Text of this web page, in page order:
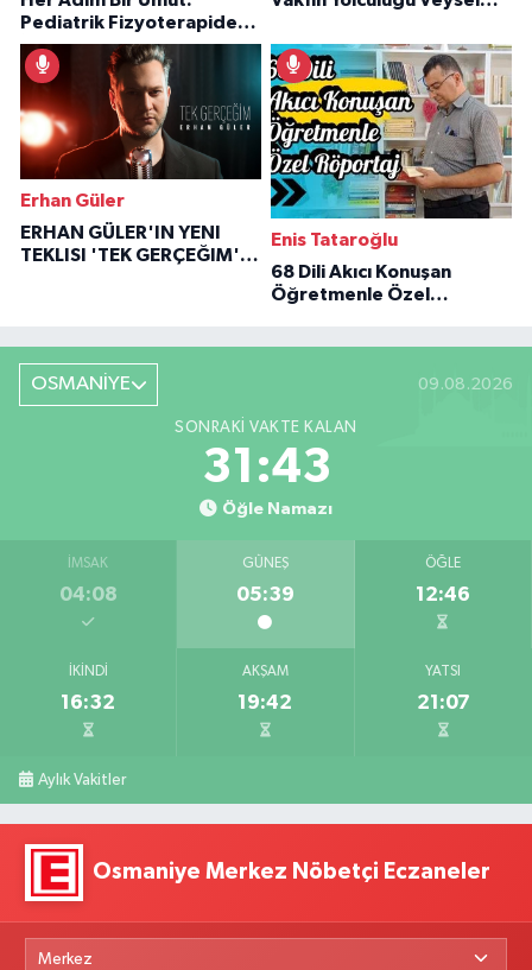
Pediatrik Fizyoterapiden
İlham Veren Hikâyeler
Erhan Güler
ERHAN GÜLER'IN YENI
TEKLISI 'TEK GERÇEĞIM'LE
Enis Tataroğlu
68 Dili Akıcı Konuşan
Öğretmenle Özel
OSMANİYE 09.08.2026
SONRAKI VAKTE KALAN
31:42
Öğle Namazı
İMSAK
04:08
GÜNEŞ
05:39
ÖĞLE
12:46
İKINDI
16:32
AKŞAM
19:42
YATSI
21:07
Aylık Vakitler
Osmaniye Merkez Nöbetçi Eczaneler